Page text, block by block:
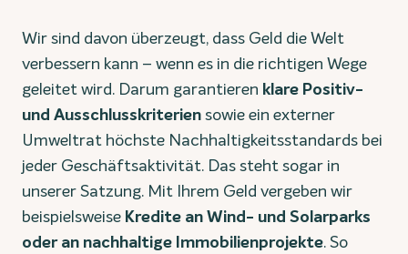
Wir sind davon überzeugt, dass Geld die Welt
verbessern kann – wenn es in die richtigen Wege
geleitet wird. Darum garantieren klare Positiv-
und Ausschlusskriteriensowie ein externer
Umweltrat höchste Nachhaltigkeitsstandards bei
jeder Geschäftsaktivität. Das steht sogar in
unserer Satzung. Mit Ihrem Geld vergeben wir
beispielsweise Kredite an Wind- und Solarparks
oder an nachhaltige Immobilienprojekte. So